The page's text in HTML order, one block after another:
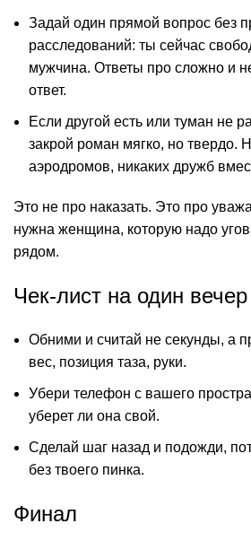
Задай один прямой вопрос без
расследований: ты сейчас
мужчина. Ответы про сложно и
ответ.
Если другой есть или туман не
закрой роман мягко, но твердо.
аэродромов, никаких дружб
Это не про наказать. Это про
нужна женщина, которую надо
рядом.
Чек-лист на один вечер
Обними и считай не секунды, а
вес, позиция таза, руки.
Убери телефон с вашего
уберет ли она свой.
Сделай шаг назад и подожди,
без твоего пинка.
Финал